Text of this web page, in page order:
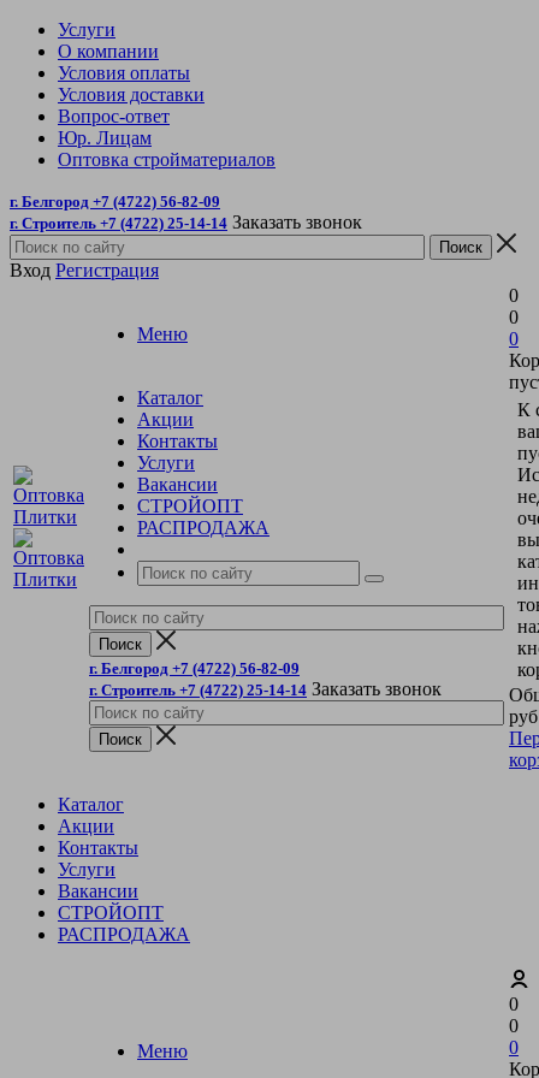
Услуги
О компании
Условия оплаты
Условия доставки
Вопрос-ответ
Юр. Лицам
Оптовка стройматериалов
г. Белгород +7 (4722) 56-82-09
г. Строитель +7 (4722) 25-14-14 Заказать звонок
Вход Регистрация
Меню
Каталог
Акции
Контакты
Услуги
Вакансии
СТРОЙОПТ
РАСПРОДАЖА
г. Белгород +7 (4722) 56-82-09
г. Строитель +7 (4722) 25-14-14 Заказать звонок
0
0
0
К
Каталог
Акции
Контакты
Услуги
Вакансии
СТРОЙОПТ
РАСПРОДАЖА
Меню
0
0
0